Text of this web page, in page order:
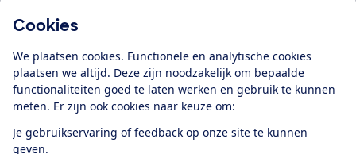
Cookies
We plaatsen cookies. Functionele en analytische cookies
plaatsen we altijd. Deze zijn noodzakelijk om bepaalde
functionaliteiten goed te laten werken en gebruik te kunnen
meten. Er zijn ook cookies naar keuze om:
Je gebruikservaring of feedback op onze site te kunnen
geven.
Alles over de
app